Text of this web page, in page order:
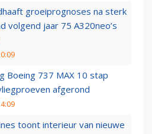
groeiprognoses na sterk
volgend jaar 75 A320neo’s
Boeing 737 MAX 10 stap
afgerond
toont interieur van nieuwe